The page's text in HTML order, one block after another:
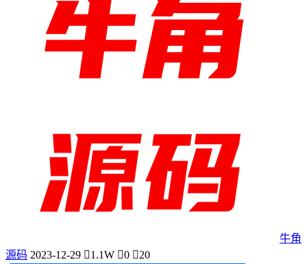
牛角
源码 2023-12-29 1.1W 0 20